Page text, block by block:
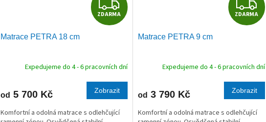
D
R
M
A
ZDARMA
Matrace PETRA 18 cm
Expedujeme do 4 - 6 pracovních dní
od 5 700 Kč Zobrazit
Komfortní a odolná matrace s odlehčující
D
R
M
A
ZDARMA
Matrace PETRA 9 cm
Expedujeme do 4 - 6 pracovních dní
od 3 790 Kč Zobrazit
Komfortní a odolná matrace s odlehčující